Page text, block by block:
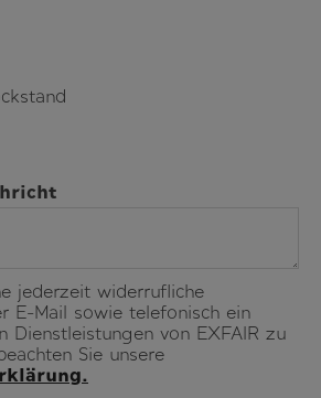
jederzeit widerrufliche
E-Mail sowie telefonisch ein
Dienstleistungen von EXFAIR zu
Sie unsere